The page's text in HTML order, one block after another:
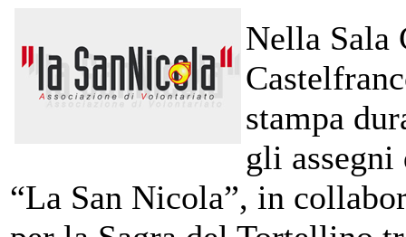
Nella Sala
stampa
gli
“La San Nicola”, in